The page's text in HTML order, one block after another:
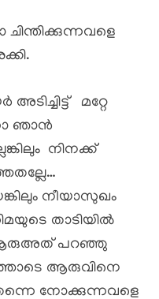
മറ്റേ
ഞാൻ
നിനക്ക്
നീയാസുഖം
താടിയിൽ
ആരുഅത് പറഞ്ഞു
ആരുവിനെ
നോക്കുന്നവളെ